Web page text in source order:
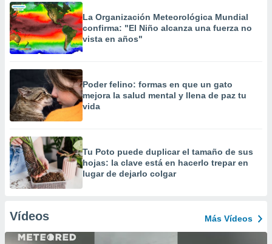
La Organización Meteorológica Mundial
confirma: "El Niño alcanza una fuerza no
vista en años"
Poder felino: formas en que un gato
mejora la salud mental y llena de paz tu
vida
Tu Poto puede duplicar el tamaño de sus
hojas: la clave está en hacerlo trepar en
lugar de dejarlo colgar
Vídeos Más Vídeos